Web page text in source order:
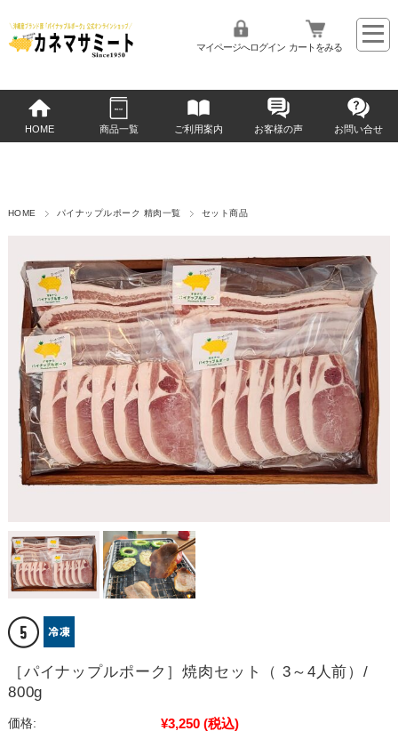
マイページへログイン カートをみる
HOME 商品一覧 ご利用案内 お客様の声 お問い合せ
HOME パイナップルポーク 精肉一覧 セット商品
［パイナップルポーク］焼肉セット（ 3～4人前）/
800g
価格: ¥3,250 (税込)